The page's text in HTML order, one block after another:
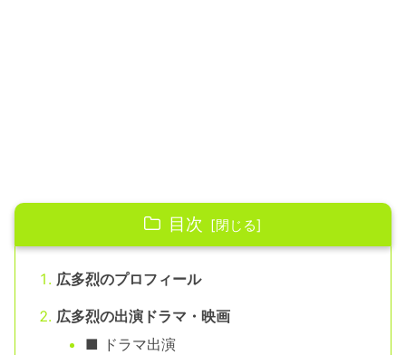
目次
広多烈のプロフィール
広多烈の出演ドラマ・映画
■ ドラマ出演